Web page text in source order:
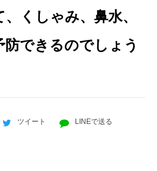
くしゃみ、鼻水、
防できるのでしょう
ツイート LINEで送る